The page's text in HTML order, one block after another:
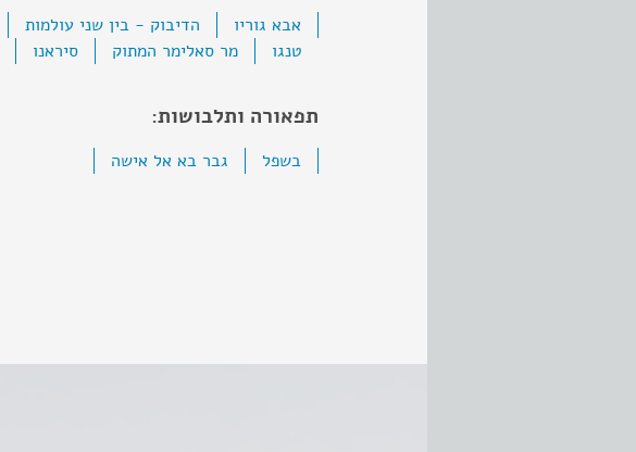
אבא גוריו הדיבוק - בין שני עולמות
טנגו
מר סאלימר המתוק סיראנו
תפאורה ותלבושות:
בשפל גבר בא אל אישה